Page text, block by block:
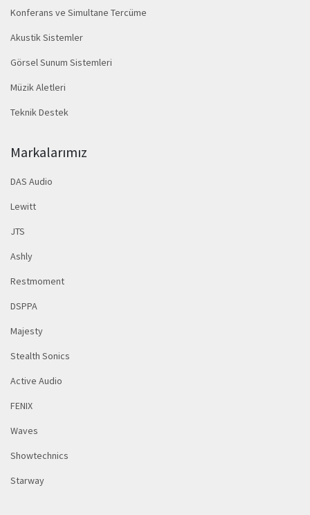
Konferans ve Simultane Tercüme
Akustik Sistemler
Görsel Sunum Sistemleri
Müzik Aletleri
Teknik Destek
Markalarımız
DAS Audio
Lewitt
JTS
Ashly
Restmoment
DSPPA
Majesty
Stealth Sonics
Active Audio
FENIX
Waves
Showtechnics
Starway